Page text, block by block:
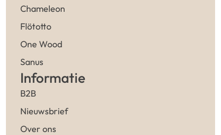
Chameleon
Flötotto
One Wood
Sanus
Informatie
B2B
Nieuwsbrief
Over ons